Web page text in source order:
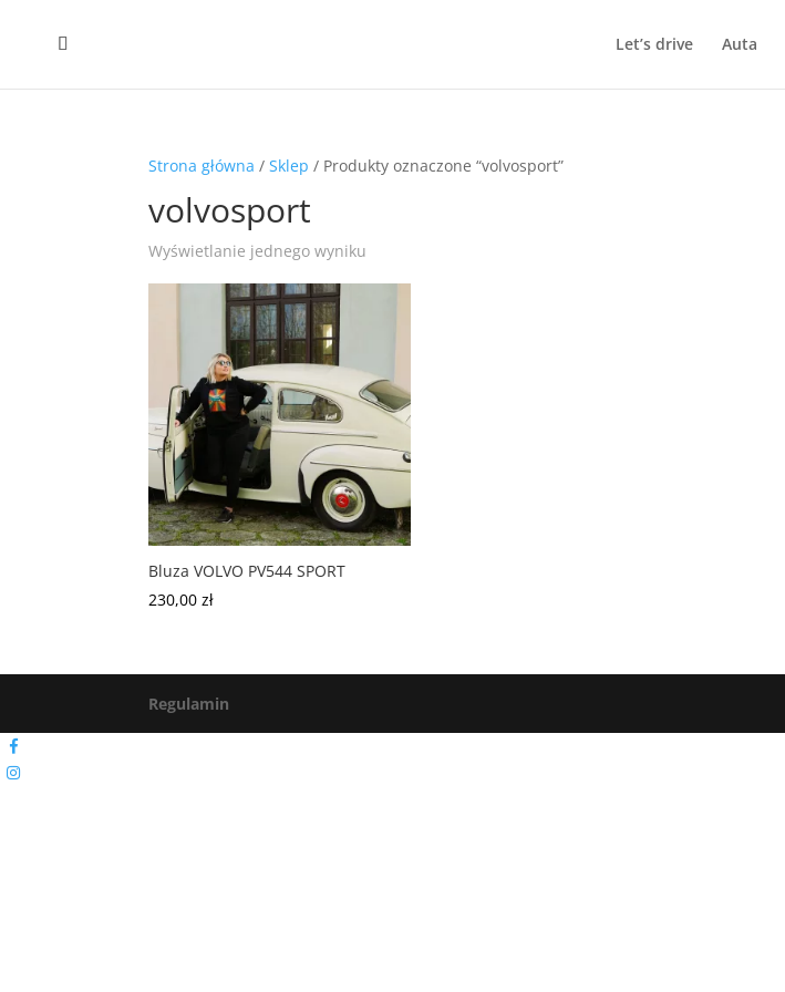
Let’s drive Auta
Strona główna /Sklep / Produkty oznaczone “volvosport”
volvosport
Wyświetlanie jednego wyniku
Bluza VOLVO PV544 SPORT
230,00zł
Regulamin